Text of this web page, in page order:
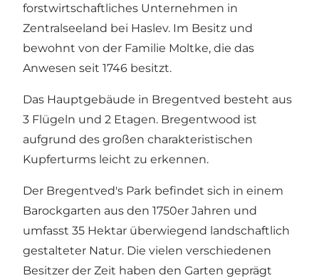
forstwirtschaftliches Unternehmen in
Zentralseeland bei Haslev. Im Besitz und
bewohnt von der Familie Moltke, die das
Anwesen seit 1746 besitzt.
Das Hauptgebäude in Bregentved besteht aus
3 Flügeln und 2 Etagen. Bregentwood ist
aufgrund des großen charakteristischen
Kupferturms leicht zu erkennen.
Der Bregentved's Park befindet sich in einem
Barockgarten aus den 1750er Jahren und
umfasst 35 Hektar überwiegend landschaftlich
gestalteter Natur. Die vielen verschiedenen
Besitzer der Zeit haben den Garten geprägt